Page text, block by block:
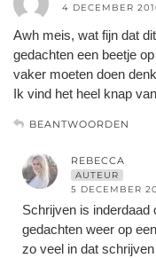
4 DECEMBER
Awh meis, wat fijn dat
gedachten een beetje
vaker moeten doen
Ik vind het heel knap
BEANTWOORDEN
REBECCA
AUTEUR
5 DECEMBER
Schrijven is inderdaad
gedachten weer op
zo veel in dat